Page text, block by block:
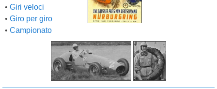
• Giri veloci
• Giro per giro
• Campionato